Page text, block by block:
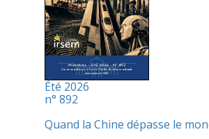
Été 2026
n° 892
Quand la Chine dépasse le